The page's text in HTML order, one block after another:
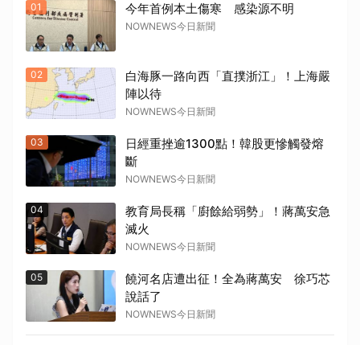
01 今年首例本土傷寒 感染源不明
NOWNEWS今日新聞
02
白海豚一路向西「直撲浙江」！上海嚴
陣以待
NOWNEWS今日新聞
03
日經重挫逾1300點！韓股更慘觸發熔
斷
NOWNEWS今日新聞
04
教育局長稱「廚餘給弱勢」！蔣萬安急
滅火
NOWNEWS今日新聞
05
饒河名店遭出征！全為蔣萬安 徐巧芯
說話了
NOWNEWS今日新聞